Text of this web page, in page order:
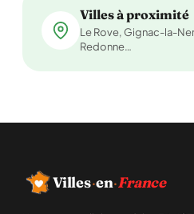
Villes à proximité
Le Rove, Gignac-la-
Redonne…
Villes·en·France